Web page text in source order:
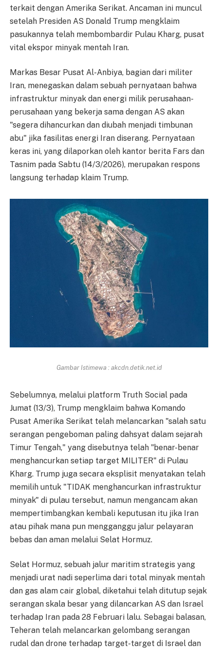
terkait dengan Amerika Serikat. Ancaman ini muncul
setelah Presiden AS Donald Trump mengklaim
pasukannya telah membombardir Pulau Kharg, pusat
vital ekspor minyak mentah Iran.
Markas Besar Pusat Al-Anbiya, bagian dari militer
Iran, menegaskan dalam sebuah pernyataan bahwa
infrastruktur minyak dan energi milik perusahaan-
perusahaan yang bekerja sama dengan AS akan
"segera dihancurkan dan diubah menjadi timbunan
abu" jika fasilitas energi Iran diserang. Pernyataan
keras ini, yang dilaporkan oleh kantor berita Fars dan
Tasnim pada Sabtu (14/3/2026), merupakan respons
langsung terhadap klaim Trump.
Gambar Istimewa : akcdn.detik.net.id
Sebelumnya, melalui platform Truth Social pada
Jumat (13/3), Trump mengklaim bahwa Komando
Pusat Amerika Serikat telah melancarkan "salah satu
serangan pengeboman paling dahsyat dalam sejarah
Timur Tengah," yang disebutnya telah "benar-benar
menghancurkan setiap target MILITER" di Pulau
Kharg. Trump juga secara eksplisit menyatakan telah
memilih untuk "TIDAK menghancurkan infrastruktur
minyak" di pulau tersebut, namun mengancam akan
mempertimbangkan kembali keputusan itu jika Iran
atau pihak mana pun mengganggu jalur pelayaran
bebas dan aman melalui Selat Hormuz.
Selat Hormuz, sebuah jalur maritim strategis yang
menjadi urat nadi seperlima dari total minyak mentah
dan gas alam cair global, diketahui telah ditutup sejak
serangan skala besar yang dilancarkan AS dan Israel
terhadap Iran pada 28 Februari lalu. Sebagai balasan,
Teheran telah melancarkan gelombang serangan
rudal dan drone terhadap target-target di Israel dan